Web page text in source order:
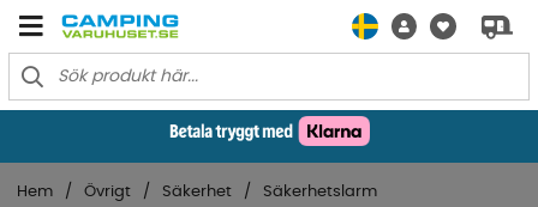
Hem Övrigt Säkerhet Säkerhetslarm